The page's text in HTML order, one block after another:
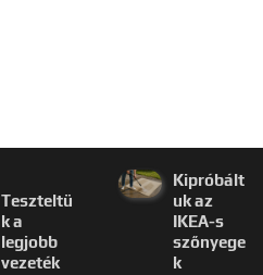
Teszteltü
k a
legjobb
vezeték
Kipróbált
uk az
IKEA-s
szőnyege
k